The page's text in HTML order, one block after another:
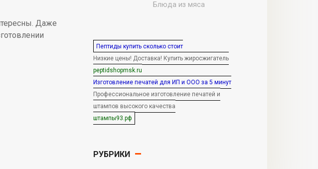
Даже
Блюда из мяса
Пептиды купить сколько стоит
Низкие цены! Доставка! Купить жиросжигатель
peptidshopmsk.ru
Изготовление печатей для ИП и ООО за 5 минут
Профессиональное изготовление печатей и
штампов высокого качества
штампы93.рф
РУБРИКИ